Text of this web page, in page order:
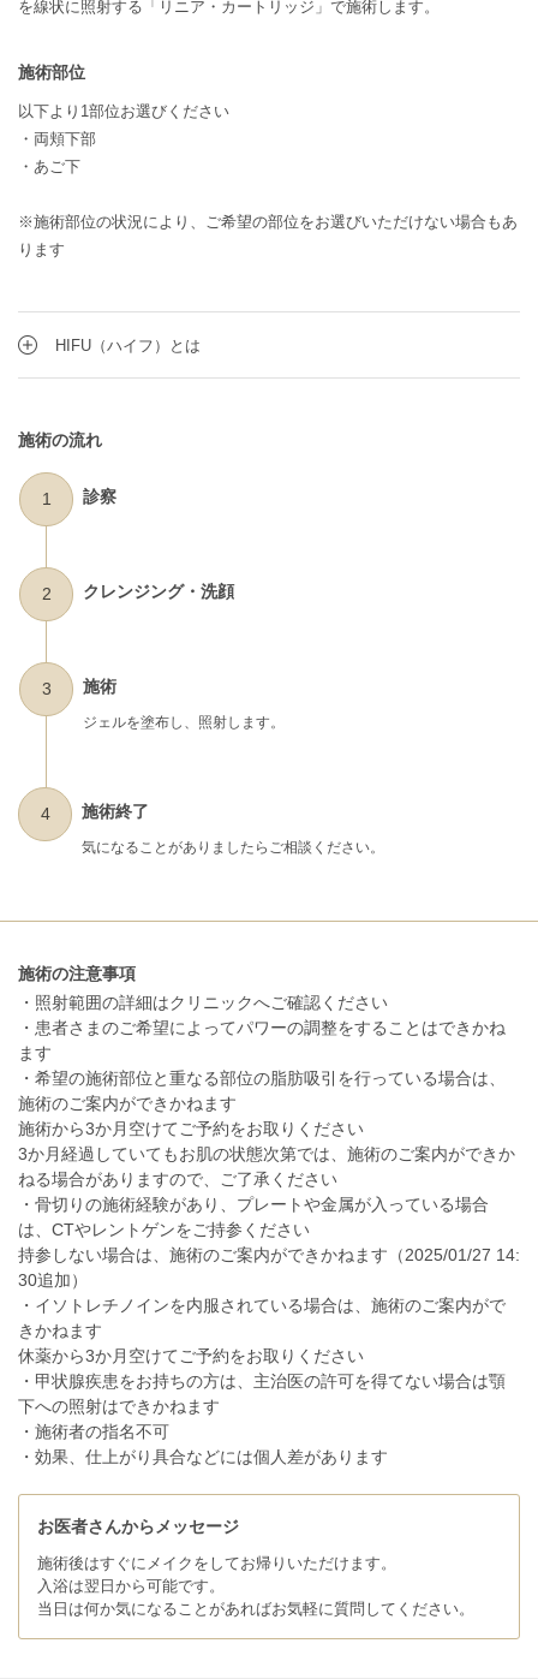
を線状に照射する「リニア・カートリッジ」で施術します。
施術部位
以下より1部位お選びください
・両頬下部
・あご下
※施術部位の状況により、ご希望の部位をお選びいただけない場合もあ
ります
HIFU（ハイフ）とは
施術の流れ
1 診察
2 クレンジング・洗顔
3 施術
ジェルを塗布し、照射します。
4 施術終了
気になることがありましたらご相談ください。
施術の注意事項
・照射範囲の詳細はクリニックへご確認ください
・患者さまのご希望によってパワーの調整をすることはできかね
ます
・希望の施術部位と重なる部位の脂肪吸引を行っている場合は、
施術のご案内ができかねます
施術から3か月空けてご予約をお取りください
3か月経過していてもお肌の状態次第では、施術のご案内ができか
ねる場合がありますので、ご了承ください
・骨切りの施術経験があり、プレートや金属が入っている場合
は、CTやレントゲンをご持参ください
持参しない場合は、施術のご案内ができかねます（2025/01/27 14:
30追加）
・イソトレチノインを内服されている場合は、施術のご案内がで
きかねます
休薬から3か月空けてご予約をお取りください
・甲状腺疾患をお持ちの方は、主治医の許可を得てない場合は顎
下への照射はできかねます
・施術者の指名不可
・効果、仕上がり具合などには個人差があります
お医者さんからメッセージ
施術後はすぐにメイクをしてお帰りいただけます。
入浴は翌日から可能です。
当日は何か気になることがあればお気軽に質問してください。